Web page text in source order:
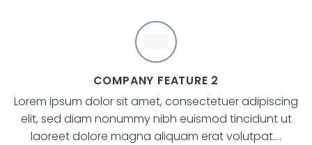
COMPANY FEATURE 2
Lorem ipsum dolor sit amet, consectetuer adipiscing
elit, sed diam nonummy nibh euismod tincidunt ut
laoreet dolore magna aliquam erat volutpat….